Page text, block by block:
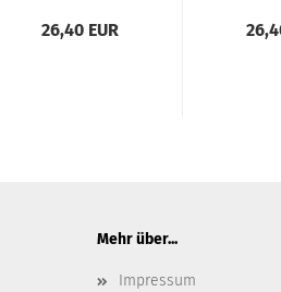
26,40 EUR
Mehr über...
Impressum